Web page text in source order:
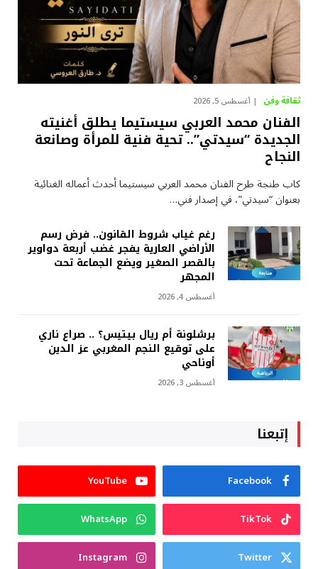
ثقافة وفن أغسطس 5, 2026
الفنان محمد العربي سيستيما يطلق أغنيته
الجديدة “سيدتي”.. تحية فنية للمرأة وصانعة
النجاح
كاب طنجة طرح الفنان محمد العربي سيستيما أحدث أعماله الغنائية
بعنوان “سيدتي”، في إصدار فني…
رغم غياب شروط القانون.. فرض رسم
الأراضي العارية يفجر غضب أربعة دواوير
بالقصر الصغير ويضع الجماعة تحت
المجهر
أغسطس 4, 2026
برشلونة أم ريال بيتيس؟ .. صراع ناري
على توقيع النجم المغربي عز الدين
أوناحي
أغسطس 3, 2026
إتبعنا
Facebook
YouTube
TikTok
WhatsApp
Twitter
Instagram